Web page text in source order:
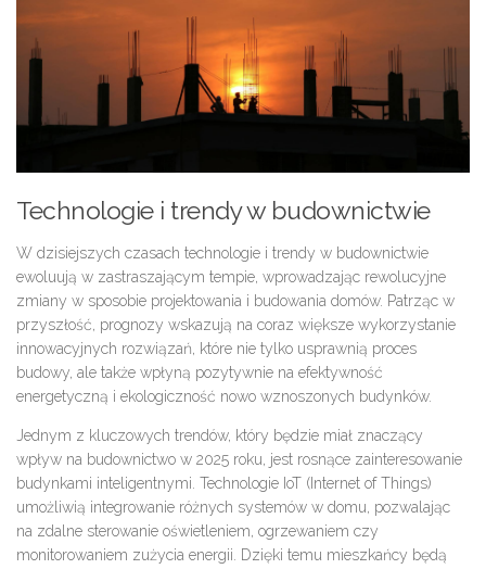
Technologie i trendy w budownictwie
W dzisiejszych czasach technologie i trendy w budownictwie
ewoluują w zastraszającym tempie, wprowadzając rewolucyjne
zmiany w sposobie projektowania i budowania domów. Patrząc w
przyszłość, prognozy wskazują na coraz większe wykorzystanie
innowacyjnych rozwiązań, które nie tylko usprawnią proces
budowy, ale także wpłyną pozytywnie na efektywność
energetyczną i ekologiczność nowo wznoszonych budynków.
Jednym z kluczowych trendów, który będzie miał znaczący
wpływ na budownictwo w 2025 roku, jest rosnące zainteresowanie
budynkami inteligentnymi. Technologie IoT (Internet of Things)
umożliwią integrowanie różnych systemów w domu, pozwalając
na zdalne sterowanie oświetleniem, ogrzewaniem czy
monitorowaniem zużycia energii. Dzięki temu mieszkańcy będą